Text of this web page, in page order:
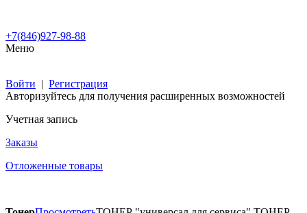
+7(846)927-98-88
Меню
Войти | Регистрация
Авторизуйтесь для получения расширенных возможностей
Учетная запись
Заказы
Отложенные товары